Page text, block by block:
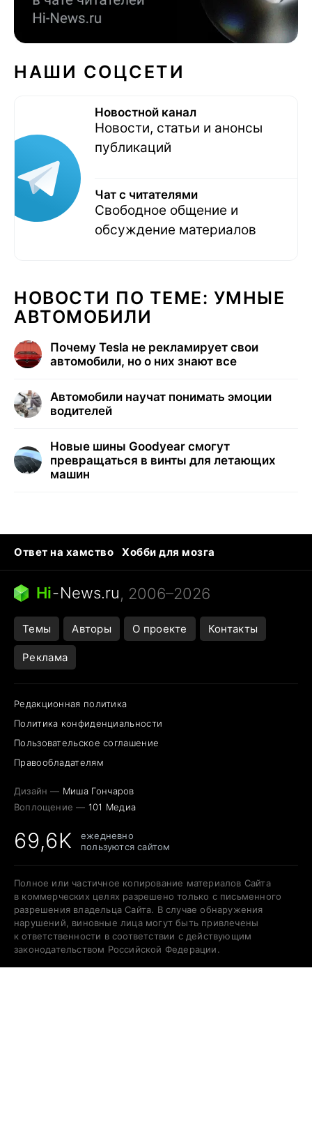
НАШИ СОЦСЕТИ
Новостной канал
Новости, статьи и анонсы
публикаций
Чат с читателями
Свободное общение и
обсуждение материалов
НОВОСТИ ПО ТЕМЕ: УМНЫЕ
АВТОМОБИЛИ
Почему Tesla не рекламирует свои
автомобили, но о них знают все
Автомобили научат понимать эмоции
водителей
Новые шины Goodyear смогут
превращаться в винты для летающих
машин
Ответ на хамство
Хобби для мозга
Бензин 100 vs 95
Тунцы в океанариуме
Следующая пандемия
Hi-News.ru, 2006–2026
Темы Авторы О проекте Контакты
Реклама
Редакционная политика
Политика конфиденциальности
Пользовательское соглашение
Правообладателям
Дизайн — Миша Гончаров
Воплощение — 101 Медиа
69,6K
ежедневно
пользуются сайтом
Полное или частичное копирование материалов Сайта
в коммерческих целях разрешено только с письменного
разрешения владельца Сайта. В случае обнаружения
нарушений, виновные лица могут быть привлечены
к ответственности в соответствии с действующим
законодательством Российской Федерации.